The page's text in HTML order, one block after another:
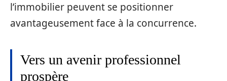
l’immobilier peuvent se positionner
avantageusement face à la concurrence.
Vers un avenir professionnel
prospère